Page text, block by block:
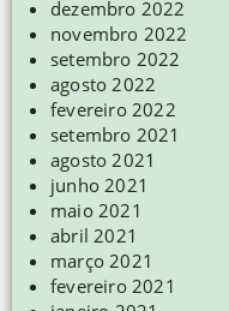
dezembro 2022
novembro 2022
setembro 2022
agosto 2022
fevereiro 2022
setembro 2021
agosto 2021
junho 2021
maio 2021
abril 2021
março 2021
fevereiro 2021